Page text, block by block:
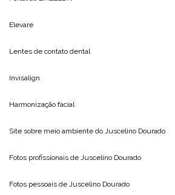
Elevare
Lentes de contato dental
Invisalign
Harmonização facial
Site sobre meio ambiente do Juscelino Dourado
Fotos profissionais de Juscelino Dourado
Fotos pessoais de Juscelino Dourado